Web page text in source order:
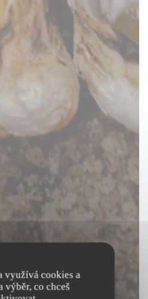
využívá cookies a
výběr, co chceš